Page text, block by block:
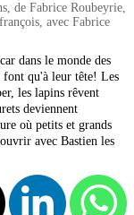
de Fabrice Roubeyrie,
avec Fabrice
dans le monde des
font qu'à leur tête! Les
les lapins rêvent
deviennent
où petits et grands
avec Bastien les